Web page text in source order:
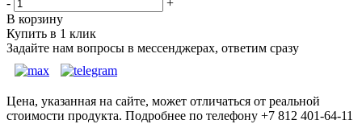
В корзину
Купить в 1 клик
Задайте нам вопросы в мессенджерах, ответим сразу
Цена, указанная на сайте, может отличаться от реальной
стоимости продукта. Подробнее по телефону +7 812 401-64-11